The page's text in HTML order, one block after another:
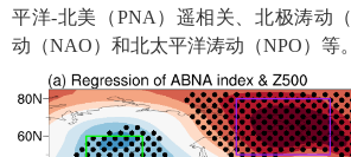
平洋-北美（PNA ）遥相关、北极涛动（
动（NAO）和北太平洋涛动（NPO）等。